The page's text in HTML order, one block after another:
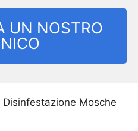
UN NOSTRO
Mosche